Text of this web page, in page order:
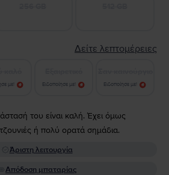
Δείτε λεπτομέρειες
με! Ειδοποίησε με! Ειδοποίησε με!
του είναι καλή. Έχει όμως
ή πολύ ορατά σημάδια.
Άριστη λειτουργία
Απόδοση μπαταρίας